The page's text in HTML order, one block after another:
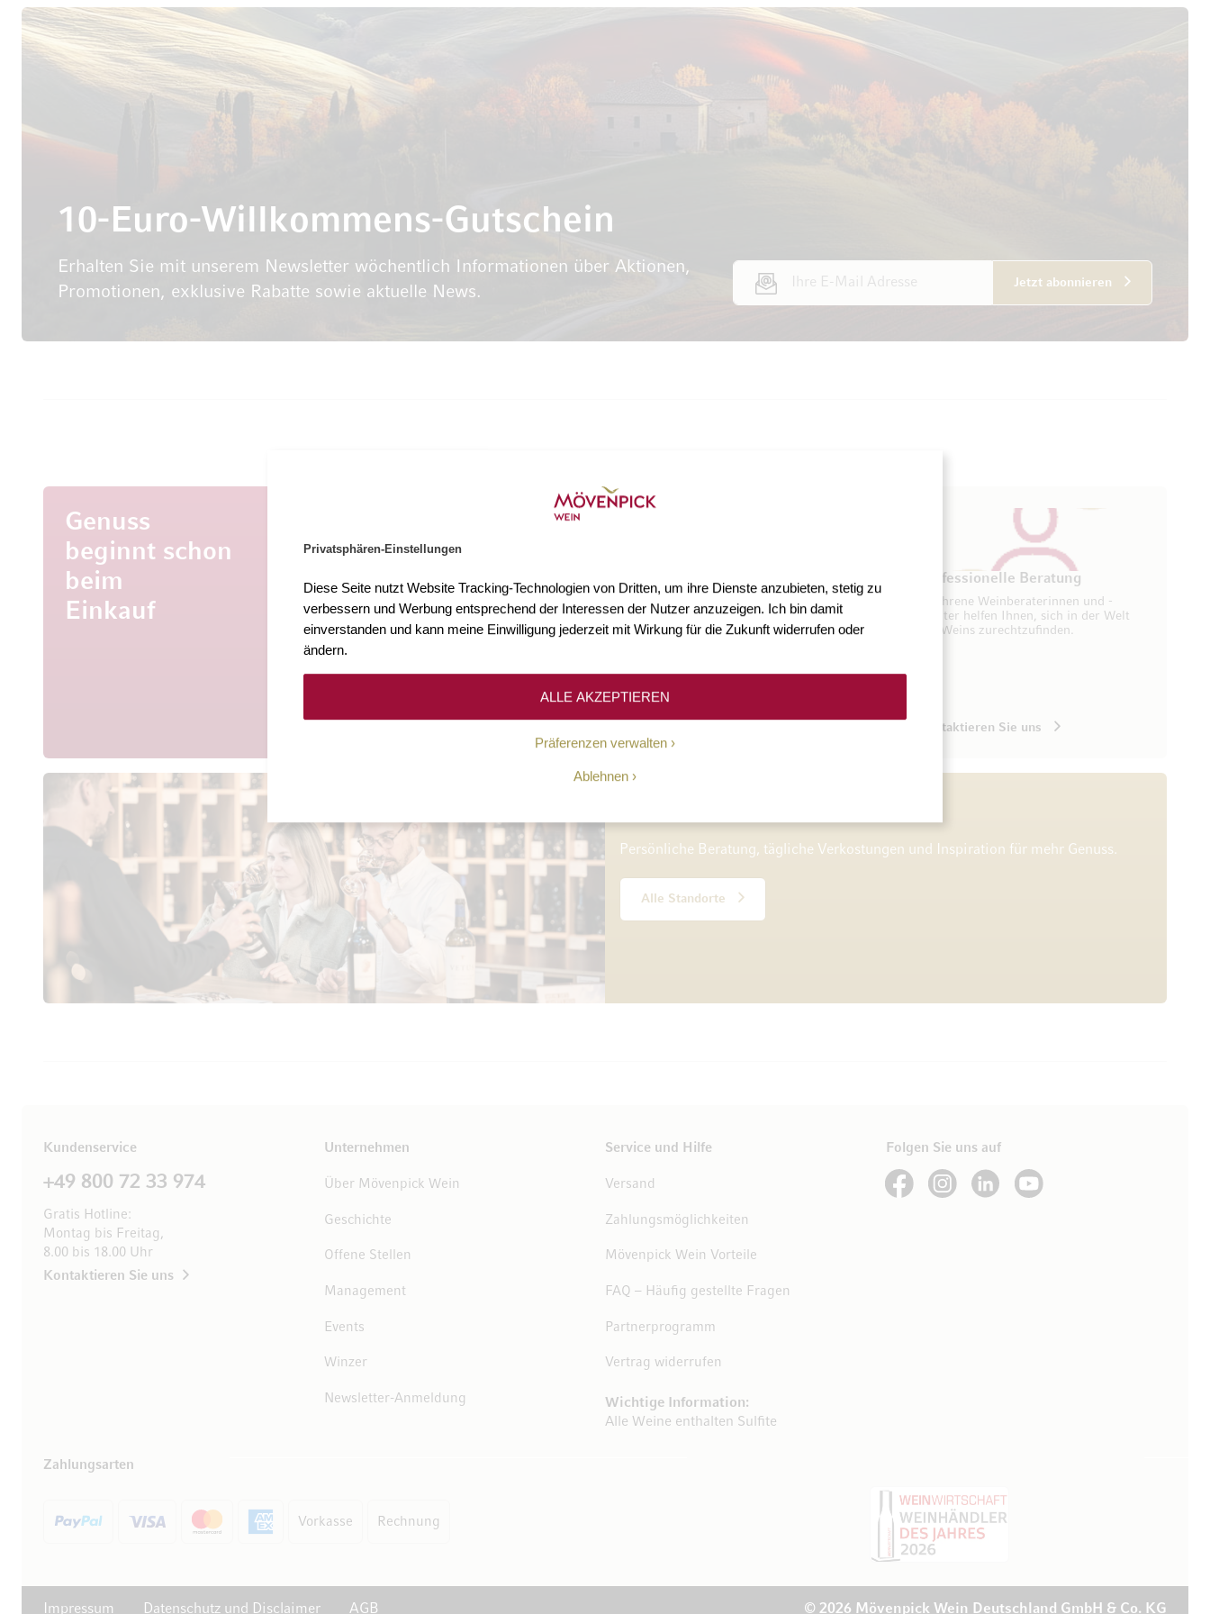
Privatsphären-Einstellungen
Diese Seite nutzt Website Tracking-Technologien von Dritten, um ihre Dienste anzubieten, stetig zu
verbessern und Werbung entsprechend der Interessen der Nutzer anzuzeigen. Ich bin damit
einverstanden und kann meine Einwilligung jederzeit mit Wirkung für die Zukunft widerrufen oder
ändern.
Präferenzen verwalten
Ablehnen
ALLE AKZEPTIEREN
10-Euro-Willkommens-Gutschein
Erhalten Sie mit unserem Newsletter wöchentlich Informationen über Aktionen,
Promotionen, exklusive Rabatte sowie aktuelle News.
E-Mail Adresse
Jetzt abonnieren
Genuss
beginnt schon
beim
Einkauf
Mehr als 3.000 Weine
Entdecken Sie mehr als 3.000 Weine
aus aller Welt.
Mehr als 75 Jahre Erfahrung
Seit 1948 ermöglichen wir unseren
Kundinnen und Kunden den Zugang zu
hochwertigen Weinen.
Professionelle Beratung
Erfahrene Weinberaterinnen und -
berater helfen Ihnen, sich in der Welt
des Weins zurechtzufinden.
Kontaktieren Sie uns
Persönliche Beratung, tägliche Verkostungen und Inspiration für mehr Genuss.
Alle Standorte
Kundenservice
+49 800 72 33 974
Gratis Hotline:
Montag bis Freitag,
8.00 bis 18.00 Uhr
Kontaktieren Sie uns
Unternehmen
Über Mövenpick Wein
Geschichte
Offene Stellen
Management
Events
Winzer
Newsletter-Anmeldung
Service und Hilfe
Versand
Zahlungsmöglichkeiten
Mövenpick Wein Vorteile
FAQ – Häufig gestellte Fragen
Partnerprogramm
Vertrag widerrufen
Wichtige Information:
Alle Weine enthalten Sulfite
Folgen Sie uns auf
See our FacebookSee our Instagram account
See our LinkedInSee our YouTube channel
Zahlungsarten
Vorkasse Rechnung
© 2026 Mövenpick Wein Deutschland GmbH & Co. KG
Impressum Datenschutz und Disclaimer AGB
Rabatt auf Ihren ersten Einkauf.